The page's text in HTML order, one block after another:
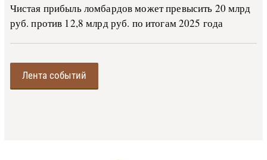
Чистая прибыль ломбардов может превысить 20 млрд
руб. против 12,8 млрд руб. по итогам 2025 года
Лента событий